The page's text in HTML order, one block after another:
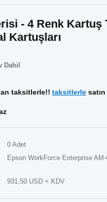
- 4 Renk Kartuş
Kartuşları
Dahil
taksitlerle!! taksitlerle
0 Adet
Epson WorkForce Enterprise AM-
931,50 USD + KDV